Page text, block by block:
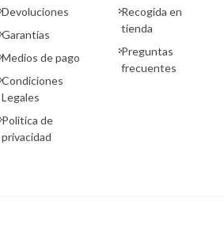
Devoluciones
Garantías
Medios de pago
Condiciones
Legales
Politica de
privacidad
Recogida en
tienda
Preguntas
frecuentes